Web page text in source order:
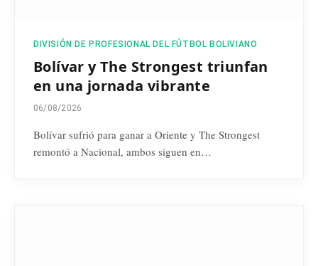
DIVISIÓN DE PROFESIONAL DEL FÚTBOL BOLIVIANO
Bolívar y The Strongest triunfan
en una jornada vibrante
06/08/2026
Bolívar sufrió para ganar a Oriente y The Strongest
remontó a Nacional, ambos siguen en…